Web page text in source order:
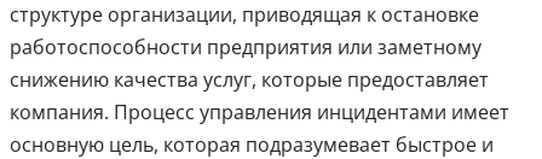
структуре организации, приводящая к остановке
работоспособности предприятия или заметному
снижению качества услуг, которые предоставляет
компания. Процесс управления инцидентами имеет
основную цель, которая подразумевает быстрое и